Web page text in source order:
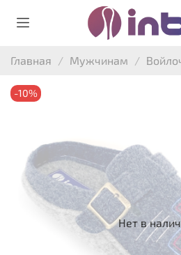
Главная Мужчинам
Нет в
-10%